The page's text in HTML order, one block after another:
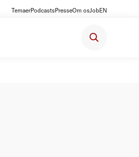
TemaerPodcastsPresseOm osJobEN